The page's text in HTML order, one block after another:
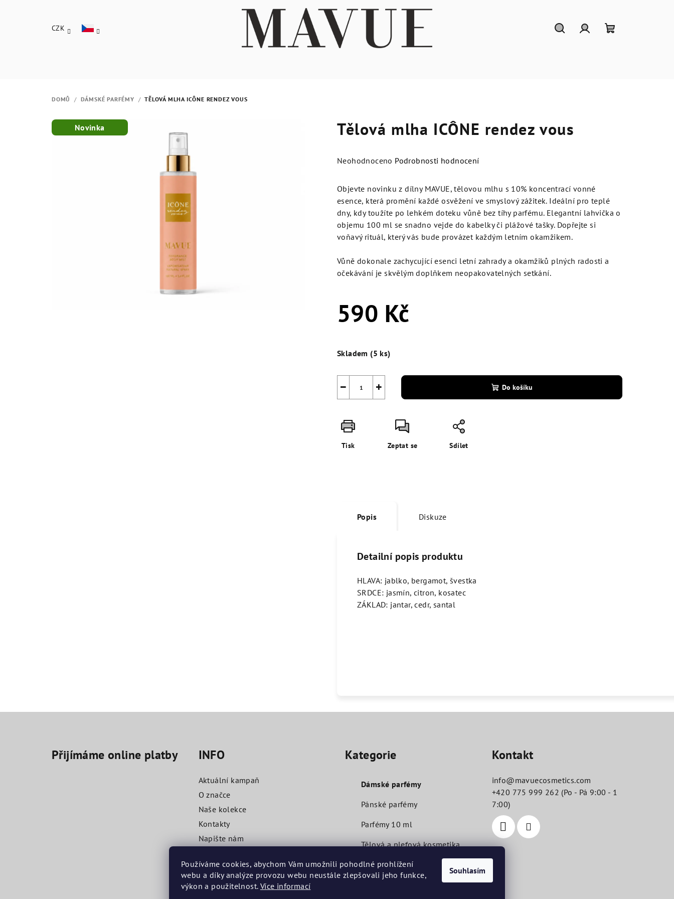
Používáme cookies, abychom Vám umožnili pohodlné prohlížení
webu a díky analýze provozu webu neustále zlepšovali jeho funkce,
výkon a použitelnost. Více informací
Souhlasím
CZK
DOMŮ / DÁMSKÉ PARFÉMY / TĚLOVÁ MLHA ICÔNE RENDEZ VOUS
Tělová mlha ICÔNE rendez vous
Průměrné
produktu
0,0
hvězdiček.
Neohodnoceno Podrobnosti hodnocení
Objevte novinku z dílny MAVUE, tělovou mlhu s 10% koncentrací vonné
esence, která promění každé osvěžení ve smyslový zážitek. Ideální pro teplé
dny, kdy toužíte po lehkém doteku vůně bez tíhy parfému. Elegantní lahvička o
objemu 100 ml se snadno vejde do kabelky či plážové tašky. Dopřejte si
voňavý rituál, který vás bude provázet každým letním okamžikem.
Vůně dokonale zachycující esenci letní zahrady a okamžiků plných radosti a
očekávání je skvělým doplňkem neopakovatelných setkání.
590 Kč
cena:
Skladem (5 ks)
+
− Do košíku
Tisk Zeptat se Sdílet
Novinka
Popis Diskuze
Detailní popis produktu
HLAVA: jablko, bergamot, švestka
SRDCE: jasmín, citron, kosatec
ZÁKLAD: jantar, cedr, santal
Přijímáme online platby INFO
Aktuální kampaň
O značce
Naše kolekce
Kontakty
Napište nám
Kategorie
Dámské parfémy
Pánské parfémy
Parfémy 10 ml
Tělová a pleťová kosmetika
Další
Kontakt
info@mavuecosmetics.com
+420 775 999 262 (Po - Pá 9:00 - 1
7:00)